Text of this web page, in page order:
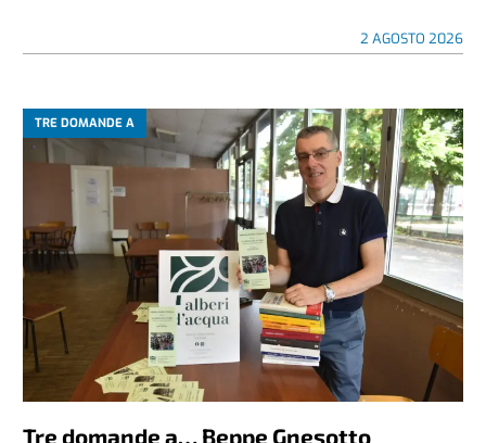
2 AGOSTO 2026
TRE DOMANDE A
Tre domande a… Beppe Gnesotto